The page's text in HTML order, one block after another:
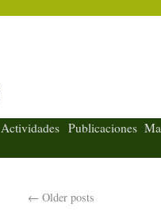
Actividades Publicaciones
← Older posts